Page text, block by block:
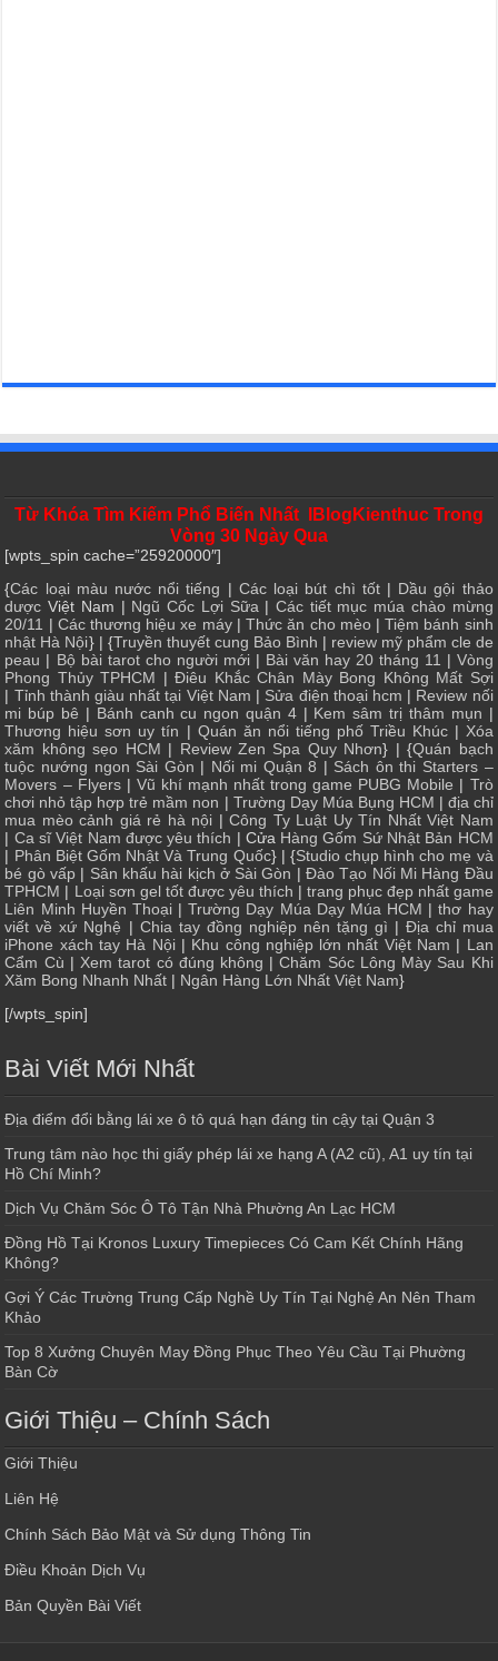
Từ Khóa Tìm Kiếm Phổ Biến Nhất IBlogKienthuc Trong
Vòng 30 Ngày Qua
[wpts_spin cache=”25920000″]
{Các loại màu nước nổi tiếng | Các loại bút chì tốt| Dầu gội thảo
dược Việt Nam | Ngũ Cốc Lợi Sữa | Các tiết mục múa chào mừng
20/11 | Các thương hiệu xe máy|Thức ăn cho mèo|Tiệm bánh sinh
nhật Hà Nội} | {Truyền thuyết cung Bảo Bình | review mỹ phẩm cle de
peau | Bộ bài tarot cho người mới| Bài văn hay 20 tháng 11 | Vòng
Phong Thủy TPHCM |Điêu Khắc Chân Mày Bong Không Mất Sợi
| Tỉnh thành giàu nhất tại Việt Nam | Sửa điện thoại hcm | Review nối
mi búp bê | Bánh canh cu ngon quận 4| Kem sâm trị thâm mụn |
Thương hiệu sơn uy tín | Quán ăn nổi tiếng phố Triều Khúc| Xóa
xăm không sẹo HCM | Review Zen Spa Quy Nhơn} | {Quán bạch
tuộc nướng ngon Sài Gòn | Nối mi Quận 8 | Sách ôn thi Starters –
Movers – Flyers| Vũ khí mạnh nhất trong game PUBG Mobile | Trò
chơi nhỏ tập hợp trẻ mầm non | Trường Dạy Múa Bụng HCM | địa chỉ
mua mèo cảnh giá rẻ hà nội |Công Ty Luật Uy Tín Nhất Việt Nam
| Ca sĩ Việt Nam được yêu thích | Cửa Hàng Gốm Sứ Nhật Bản HCM
| Phân Biệt Gốm Nhật Và Trung Quốc} | {Studio chụp hình cho mẹ và
bé gò vấp | Sân khấu hài kịch ở Sài Gòn |Đào Tạo Nối Mi Hàng Đầu
TPHCM | Loại sơn gel tốt được yêu thích | trang phục đẹp nhất game
Liên Minh Huyền Thoại|Trường Dạy Múa Dạy Múa HCM |thơ hay
viết về xứ Nghệ | Chia tay đồng nghiệp nên tặng gì | Địa chỉ mua
iPhone xách tay Hà Nội| Khu công nghiệp lớn nhất Việt Nam | Lan
Cẩm Cù | Xem tarot có đúng không |Chăm Sóc Lông Mày Sau Khi
Xăm Bong Nhanh Nhất | Ngân Hàng Lớn Nhất Việt Nam}
[/wpts_spin]
Bài Viết Mới Nhất
Địa điểm đổi bằng lái xe ô tô quá hạn đáng tin cậy tại Quận 3
Trung tâm nào học thi giấy phép lái xe hạng A (A2 cũ), A1 uy tín tại
Hồ Chí Minh?
Dịch Vụ Chăm Sóc Ô Tô Tận Nhà Phường An Lạc HCM
Đồng Hồ Tại Kronos Luxury Timepieces Có Cam Kết Chính Hãng
Không?
Gợi Ý Các Trường Trung Cấp Nghề Uy Tín Tại Nghệ An Nên Tham
Khảo
Top 8 Xưởng Chuyên May Đồng Phục Theo Yêu Cầu Tại Phường
Bàn Cờ
Giới Thiệu – Chính Sách
Giới Thiệu
Liên Hệ
Chính Sách Bảo Mật và Sử dụng Thông Tin
Điều Khoản Dịch Vụ
Bản Quyền Bài Viết